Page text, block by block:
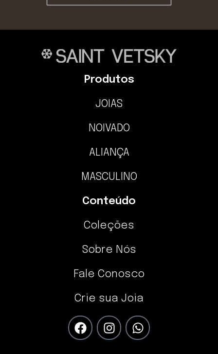
Produtos
JOIAS
NOIVADO
ALIANÇA
MASCULINO
Conteúdo
Coleções
Sobre Nós
Fale Conosco
Crie sua Joia